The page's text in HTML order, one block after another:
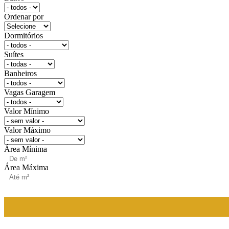
Ordenar por
Dormitórios
Suítes
Banheiros
Vagas Garagem
Valor Mínimo
Valor Máximo
Área Mínima
Área Máxima